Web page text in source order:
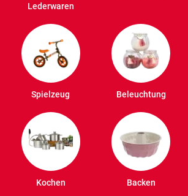
Lederwaren
Spielzeug Beleuchtung
Kochen Backen